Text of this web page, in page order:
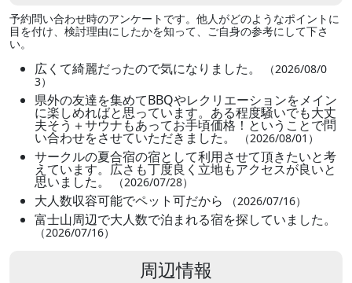
予約問い合わせ時のアンケートです。他人がどのようなポイントに
目を付け、検討理由にしたかを知って、ご自身の参考にして下さ
い。
広くて綺麗だったので気になりました。
（2026/08/0
3）
県外の友達を集めてBBQやレクリエーションをメイン
に楽しめればと思っています。ある程度騒いでも大丈
夫そう＋サウナもあってお手頃価格！ということで問
い合わせをさせていただきました。 （2026/08/01）
サークルの夏合宿の宿として利用させて頂きたいと考
えています。広さも丁度良く立地もアクセスが良いと
思いました。 （2026/07/28）
大人数収容可能でペット可だから （2026/07/16）
富士山周辺で大人数で泊まれる宿を探していました。
（2026/07/16）
周辺情報